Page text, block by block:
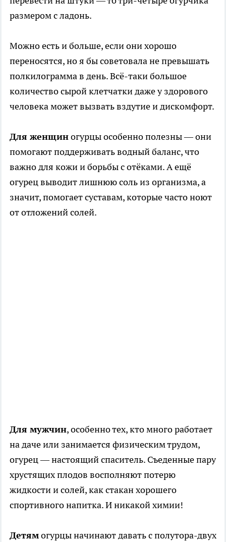
размером с ладонь.
Можно есть и больше, если они хорошо
переносятся, но я бы советовала не превышать
полкилограмма в день. Всё-таки большое
количество сырой клетчатки даже у здорового
человека может вызвать вздутие и дискомфорт.
Для женщиногурцы особенно полезны — они
помогают поддерживать водный баланс, что
важно для кожи и борьбы с отёками. А ещё
огурец выводит лишнюю соль из организма, а
значит, помогает суставам, которые часто ноют
от отложений солей.
Для мужчин, особенно тех, кто много работает
на даче или занимается физическим трудом,
огурец — настоящий спаситель. Съеденные пару
хрустящих плодов восполняют потерю
жидкости и солей, как стакан хорошего
спортивного напитка. И никакой химии!
Детямогурцы начинают давать с полутора-двух